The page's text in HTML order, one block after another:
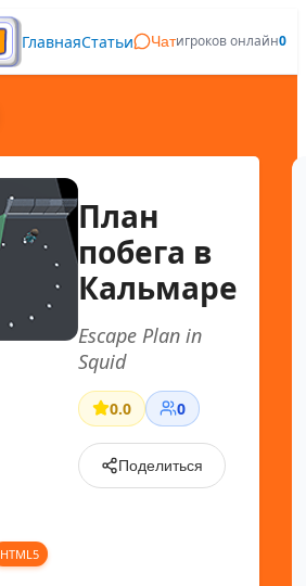
ГлавнаяСтатьи Чатигроков онлайн0
План
побега в
Кальмаре
Escape Plan in
Squid
0.0 0
Поделиться
HTML5